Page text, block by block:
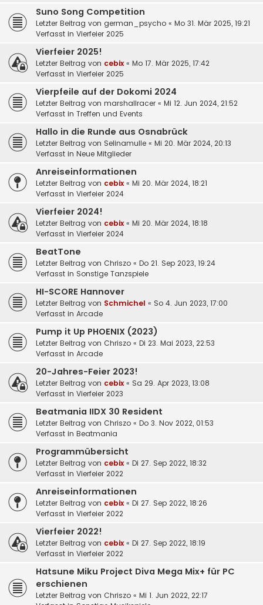
Suno Song Competition
Letzter Beitrag von german_psycho « Mo 31. Mär 2025, 19:21
Verfasst in Vierfeier 2025
Vierfeier 2025!
Letzter Beitrag von cebix « Mo 17. Mär 2025, 17:42
Verfasst in Vierfeier 2025
Vierpfeile auf der Dokomi 2024
Letzter Beitrag von marshallracer « Mi 12. Jun 2024, 21:52
Verfasst in Treffen und Events
Hallo in die Runde aus Osnabrück
Letzter Beitrag von Selinamulle « Mi 20. Mär 2024, 20:13
Verfasst in Neue Mitglieder
Anreiseinformationen
Letzter Beitrag von cebix « Mi 20. Mär 2024, 18:21
Verfasst in Vierfeier 2024
Vierfeier 2024!
Letzter Beitrag von cebix « Mi 20. Mär 2024, 18:18
Verfasst in Vierfeier 2024
BeatTone
Letzter Beitrag von Chriszo « Do 21. Sep 2023, 19:24
Verfasst in Sonstige Tanzspiele
HI-SCORE Hannover
Letzter Beitrag von Schmichel « So 4. Jun 2023, 17:00
Verfasst in Arcade
Pump it Up PHOENIX (2023)
Letzter Beitrag von Chriszo « Di 23. Mai 2023, 22:53
Verfasst in Arcade
20-Jahres-Feier 2023!
Letzter Beitrag von cebix « Sa 29. Apr 2023, 13:08
Verfasst in Vierfeier 2023
Beatmania IIDX 30 Resident
Letzter Beitrag von Chriszo « Do 3. Nov 2022, 01:53
Verfasst in Beatmania
Programmübersicht
Letzter Beitrag von cebix « Di 27. Sep 2022, 18:32
Verfasst in Vierfeier 2022
Anreiseinformationen
Letzter Beitrag von cebix « Di 27. Sep 2022, 18:26
Verfasst in Vierfeier 2022
Vierfeier 2022!
Letzter Beitrag von cebix « Di 27. Sep 2022, 18:19
Verfasst in Vierfeier 2022
Hatsune Miku Project Diva Mega Mix+ für PC
erschienen
Letzter Beitrag von Chriszo « Mi 1. Jun 2022, 22:17